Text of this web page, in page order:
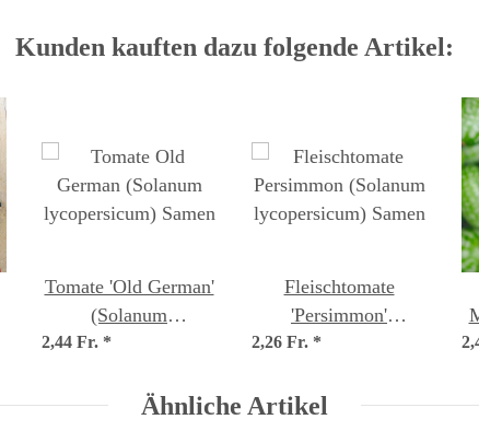
Kunden kauften dazu folgende Artikel:
Tomate 'Old German'
(Solanum
lycopersicum) Samen
2,44 Fr. *
Fleischtomate
'Persimmon'
(Solanum
2,26 Fr. *
Ähnliche Artikel